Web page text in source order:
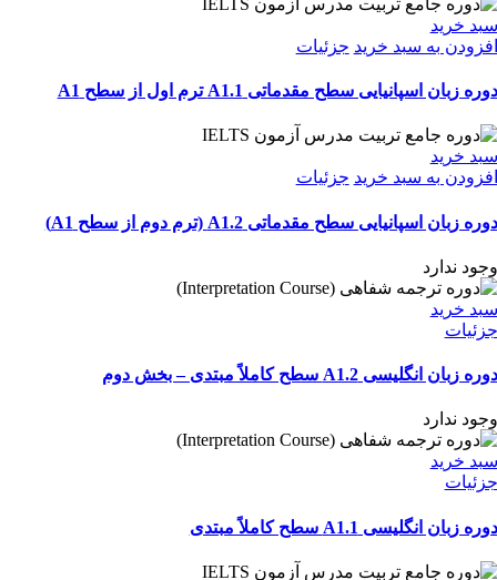
سبد خرید
افزودن به سبد خرید جزئیات
دوره زبان اسپانیایی سطح مقدماتی A1.1 ترم اول از سطح A1
سبد خرید
افزودن به سبد خرید جزئیات
دوره زبان اسپانیایی سطح مقدماتی A1.2 (ترم دوم از سطح A1)
وجود ندارد
سبد خرید
جزئیات
دوره زبان انگلیسی A1.2 سطح کاملاً مبتدی – بخش دوم
وجود ندارد
سبد خرید
جزئیات
دوره زبان انگلیسی A1.1 سطح کاملاً مبتدی